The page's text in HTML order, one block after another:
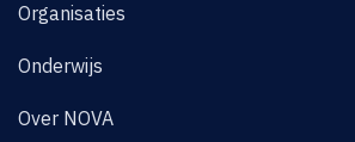
Organisaties
Onderwijs
Over NOVA